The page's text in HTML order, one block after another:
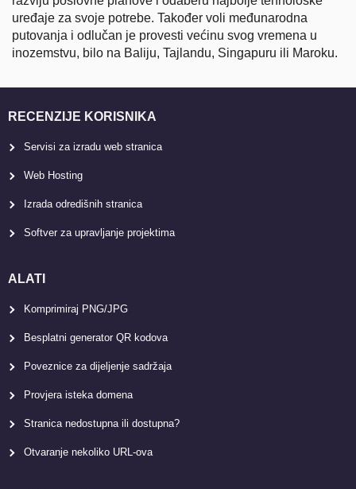
uređaje za svoje potrebe. Također voli međunarodna
putovanja i odlučan je provesti većinu svog vremena u
inozemstvu, bilo na Baliju, Tajlandu, Singapuru ili Maroku.
RECENZIJE KORISNIKA
Servisi za izradu web stranica
Web Hosting
Izrada odredišnih stranica
Softver za upravljanje projektima
ALATI
Komprimiraj PNG/JPG
Besplatni generator QR kodova
Poveznice za dijeljenje sadržaja
Provjera isteka domena
Stranica nedostupna ili dostupna?
Otvaranje nekoliko URL-ova